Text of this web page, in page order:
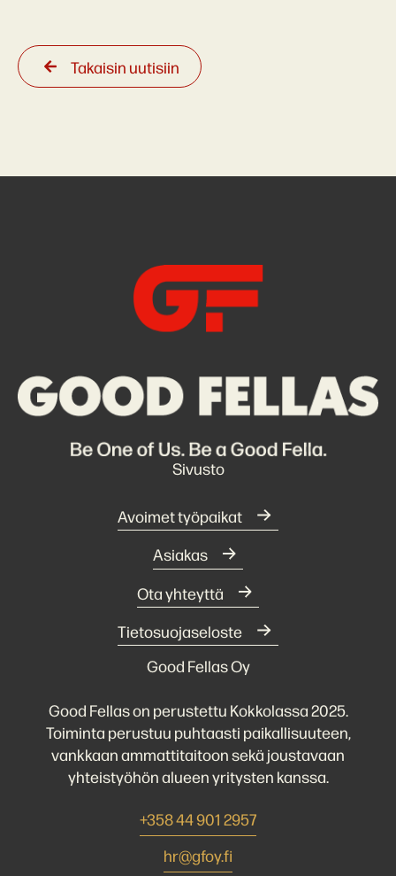
Takaisin uutisiin
Sivusto
Avoimet työpaikat
Asiakas
Ota yhteyttä
Tietosuojaseloste
Good Fellas Oy
Good Fellas on perustettu Kokkolassa 2025.
Toiminta perustuu puhtaasti paikallisuuteen,
vankkaan ammattitaitoon sekä joustavaan
yhteistyöhön alueen yritysten kanssa.
+358 44 901 2957
hr@gfoy.fi